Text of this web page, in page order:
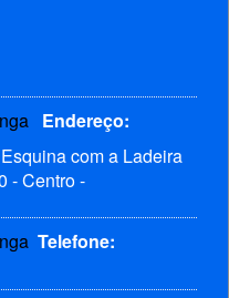
Endereço:
com a Ladeira
- Centro -
Telefone: